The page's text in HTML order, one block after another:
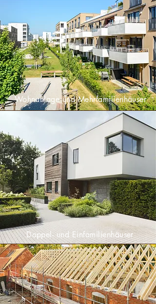
Wohnanlage und Mehrfamilienhäuser
Doppel- und Einfamilienhäuser